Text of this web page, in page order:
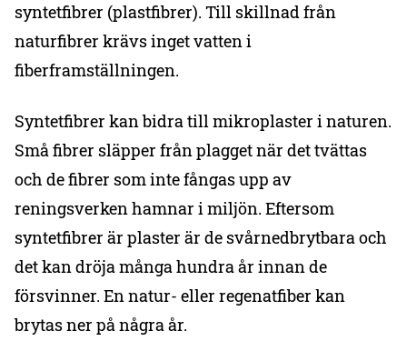
syntetfibrer (plastfibrer). Till skillnad från
naturfibrer krävs inget vatten i
fiberframställningen.
Syntetfibrer kan bidra till mikroplaster i naturen.
Små fibrer släpper från plagget när det tvättas
och de fibrer som inte fångas upp av
reningsverken hamnar i miljön. Eftersom
syntetfibrer är plaster är de svårnedbrytbara och
det kan dröja många hundra år innan de
försvinner. En natur- eller regenatfiber kan
brytas ner på några år.